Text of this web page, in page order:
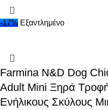
-17% Εξαντλημένο
Farmina N&D Dog
Adult Mini Ξηρά Τροφή
Ενήλικους Σκύλους